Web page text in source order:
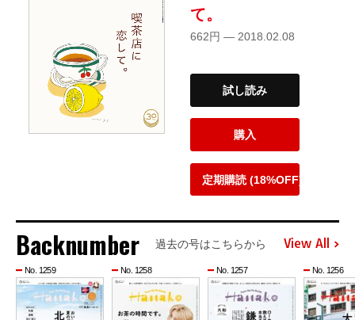
て。
662円 — 2018.02.08
試し読み
購入
定期購読 (18%OFF)
Backnumber 過去の号はこちらから View All
No. 1259 No. 1258 No. 1257 No. 1256